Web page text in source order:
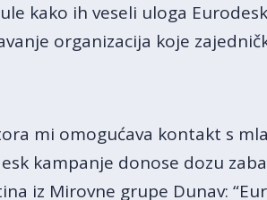
kako ih veseli uloga
organizacija koje
mi omogućava kontakt s
kampanje donose dozu
iz Mirovne grupe Dunav: